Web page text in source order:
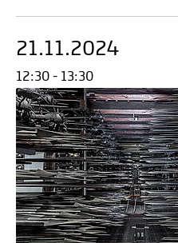
21.11.2024
12:30 - 13:30